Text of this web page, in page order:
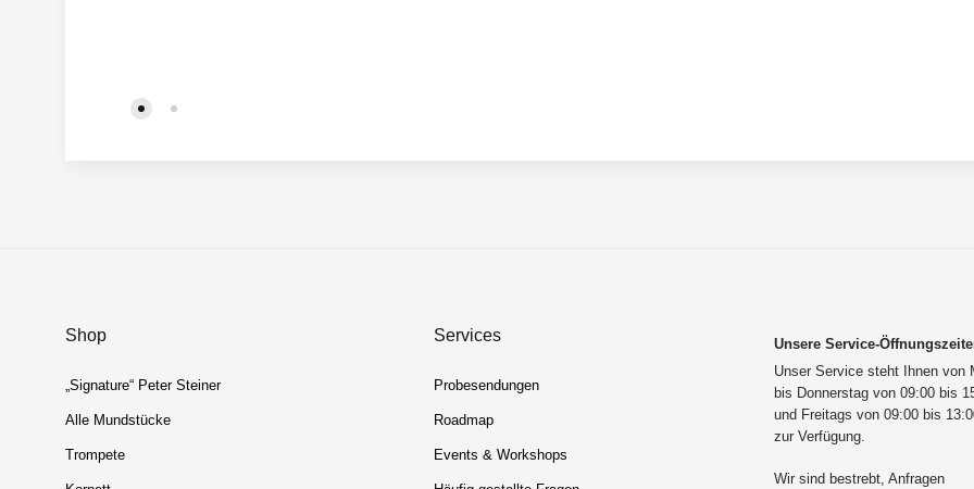
Shop
„Signature“ Peter Steiner
Alle Mundstücke
Trompete
Services
Probesendungen
Roadmap
Events & Workshops
Unsere Service-
Unser Service steht Ihnen von
bis Donnerstag von 09:00 bis
und Freitags von 09:00 bis
zur Verfügung.
Wir sind bestrebt, Anfragen